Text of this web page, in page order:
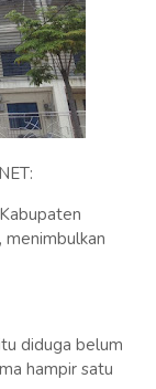
menimbulkan
diduga belum
hampir satu